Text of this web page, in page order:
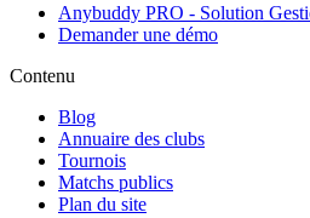
Anybuddy PRO - Solution
Demander une démo
Contenu
Blog
Annuaire des clubs
Tournois
Matchs publics
Plan du site